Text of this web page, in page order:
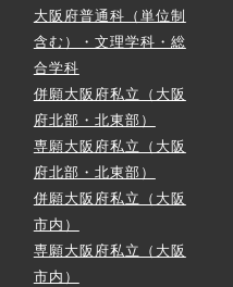
大阪府普通科（単位制
含む）・文理学科・総
合学科
併願大阪府私立（大阪
府北部・北東部）
専願大阪府私立（大阪
府北部・北東部）
併願大阪府私立（大阪
市内）
専願大阪府私立（大阪
市内）